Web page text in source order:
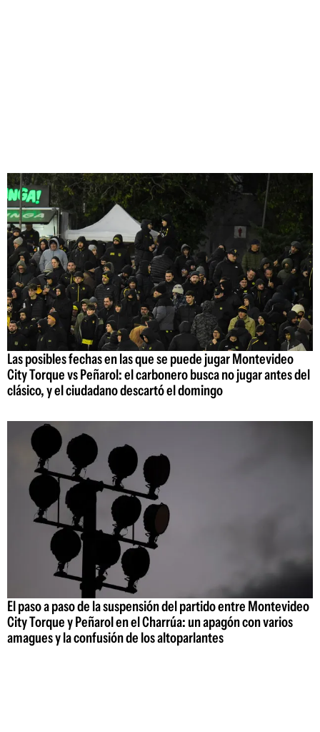
Las posibles fechas en las que se puede jugar Montevideo
City Torque vs Peñarol: el carbonero busca no jugar antes del
clásico, y el ciudadano descartó el domingo
El paso a paso de la suspensión del partido entre Montevideo
City Torque y Peñarol en el Charrúa: un apagón con varios
amagues y la confusión de los altoparlantes